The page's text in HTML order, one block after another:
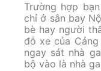
Trường hợp
chỉ ở sân bay
bè hay người
đỗ xe của
ngay sát nhà
bộ vào là nhà